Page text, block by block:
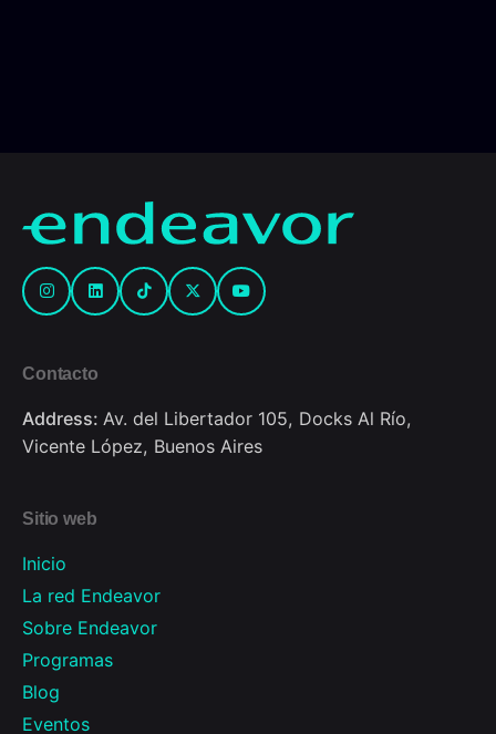
Contacto
Address: Av. del Libertador 105, Docks Al Río,
Vicente López, Buenos Aires
Sitio web
Inicio
La red Endeavor
Sobre Endeavor
Programas
Blog
Eventos